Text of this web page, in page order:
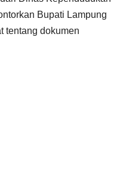
Bupati Lampung
tentang dokumen